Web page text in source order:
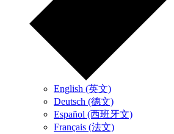
English (英文)
Deutsch (德文)
Español (西班牙文)
Français (法文)